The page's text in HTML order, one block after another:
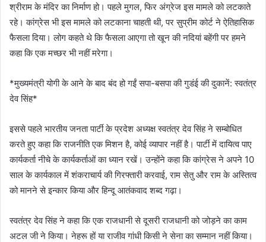
श्रीराम के मंदिर का निर्माण हो। पहले मुगल, फिर अंग्रेज इस मामले को लटकाते
रहे। कांग्रेस भी इस मामले को लटकाना चाहती थी, पर सुप्रीम कोर्ट ने ऐतिहासिक
फैसला दिया। लोग कहते थे कि फैसला आएगा तो खून की नदियां बहेंगी पर हमने
कहा कि एक मच्छर भी नहीं मरेगा।
*मुख्यमंत्री योगी के आने के बाद बंद हो गईं सपा-बसपा की गुडंई की दुकानें: स्वतंत्र
देव सिंह*
इससे पहले भारतीय जनता पार्टी के प्रदेश अध्यक्ष स्वतंत्र देव सिंह ने सम्बोधित
करते हुए कहा कि राजनीति एक मिशन है, कोई व्यापार नहीं है। पार्टी में दायित्व पाए
कार्यकर्ता नीचे के कार्यकर्ताओं का ध्यान रखें। उन्होंने कहा कि कांग्रेस ने अपने 10
साल के कार्यकाल में शंकराचार्य की गिरफ्तारी करवाई, राम सेतु और राम के अस्तित्व
को मानने से इन्कार किया और हिन्दू आतंकवाद शब्द गढ़ा।
स्वतंत्र देव सिंह ने कहा कि एक राजधानी से दूसरी राजधानी को जोड़ने का काम
अटल जी ने किया। नेहरू हों या राजीव गांधी किसी ने सेना का सम्मान नहीं किया।